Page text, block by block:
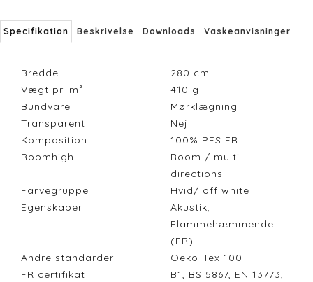
Specifikation Beskrivelse Downloads Vaskeanvisninger
Bredde 280 cm
Vægt pr. m²
410 g
Bundvare
Mørklægning
Transparent
Nej
Komposition
100% PES FR
Roomhigh
Room / multi
directions
Farvegruppe
Hvid/ off white
Egenskaber
Akustik,
Flammehæmmende
(FR)
Andre standarder
Oeko-Tex 100
FR certifikat
B1, BS 5867, EN 13773,